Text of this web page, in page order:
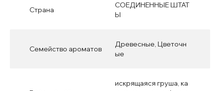
Страна
СОЕДИНЕННЫЕ ШТАТ
Ы
Семейство ароматов
Древесные, Цветочн
ые
искрящаяся груша, ка